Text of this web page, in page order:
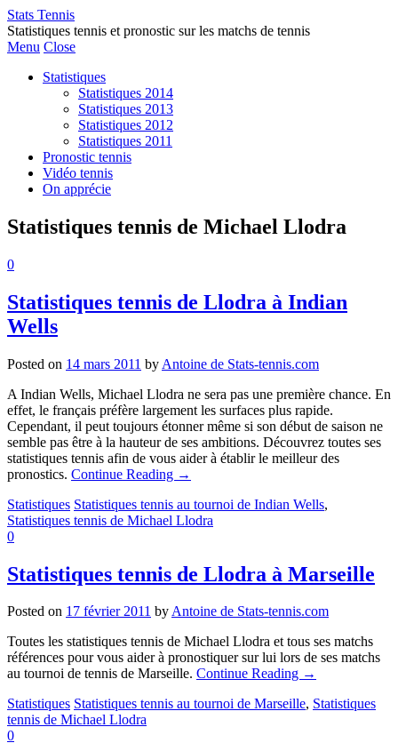
Stats Tennis
Statistiques tennis et pronostic sur les matchs de tennis
Menu Close
Statistiques
Statistiques 2014
Statistiques 2013
Statistiques 2012
Statistiques 2011
Pronostic tennis
Vidéo tennis
On apprécie
Statistiques tennis de Michael Llodra
0
Statistiques tennis de Llodra à Indian
Wells
Posted on 14 mars 2011 by Antoine de Stats-tennis.com
A Indian Wells, Michael Llodra ne sera pas une première chance. En
effet, le français préfère largement les surfaces plus rapide.
Cependant, il peut toujours étonner même si son début de saison ne
semble pas être à la hauteur de ses ambitions. Découvrez toutes ses
statistiques tennis afin de vous aider à établir le meilleur des
pronostics. Continue Reading →
Statistiques Statistiques tennis au tournoi de Indian Wells,
Statistiques tennis de Michael Llodra
0
Statistiques tennis de Llodra à Marseille
Posted on 17 février 2011 byAntoine de Stats-tennis.com
Toutes les statistiques tennis de Michael Llodra et tous ses matchs
références pour vous aider à pronostiquer sur lui lors de ses matchs
au tournoi de tennis de Marseille. Continue Reading →
Statistiques Statistiques tennis au tournoi de Marseille, Statistiques
tennis de Michael Llodra
0